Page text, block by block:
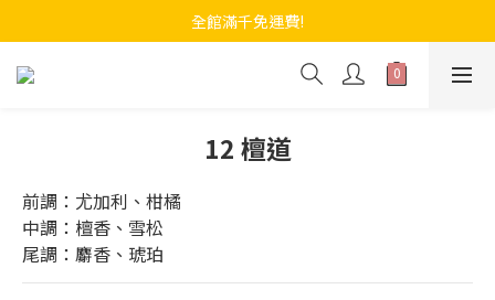
全館滿千免運費!
12 檀道
前調：尤加利、柑橘
中調：檀香、雪松
尾調：麝香、琥珀